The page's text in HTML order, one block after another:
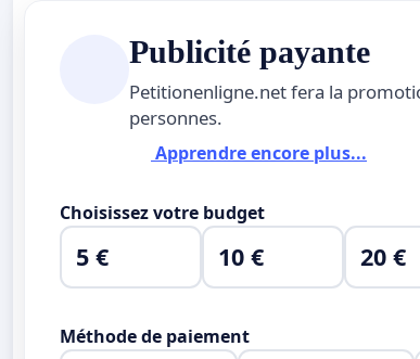
Publicité payante
Petitionenligne.net fera la
personnes.
Apprendre encore plus...
Choisissez votre budget
5 € 10 € 20 €
Méthode de paiement